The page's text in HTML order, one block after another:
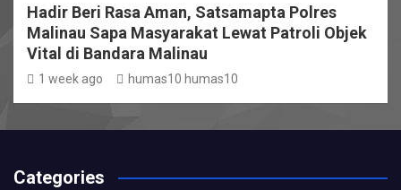
Hadir Beri Rasa Aman, Satsamapta Polres
Malinau Sapa Masyarakat Lewat Patroli Objek
Vital di Bandara Malinau
1 week ago humas10 humas10
Categories